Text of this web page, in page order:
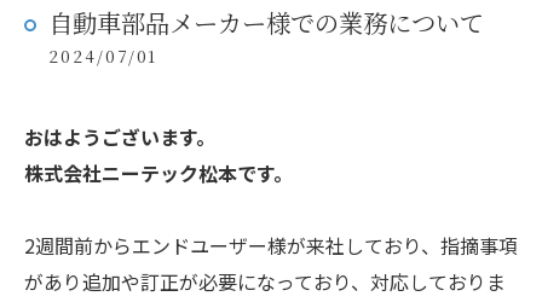
自動車部品メーカー様での業務について
2024/07/01
おはようございます。
株式会社ニーテック松本です。
2週間前からエンドユーザー様が来社しており、指摘事項
があり追加や訂正が必要になっており、対応しておりま